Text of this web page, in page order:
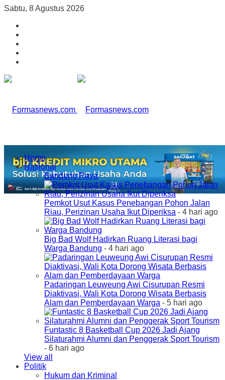
Sabtu, 8 Agustus 2026
Home
Nasional
Bandung Raya
Pemkot Usut Kasus Penebangan Pohon Jalan
Riau, Perizinan Usaha Ikut Diperiksa - 4 hari ago
Big Bad Wolf Hadirkan Ruang Literasi bagi
Warga Bandung - 4 hari ago
Padaringan Leuweung Awi Cisurupan Resmi
Diaktivasi, Wali Kota Dorong Wisata Berbasis
Alam dan Pemberdayaan Warga - 5 hari ago
Funtastic 8 Basketball Cup 2026 Jadi Ajang
Silaturahmi Alumni dan Penggerak Sport Tourism
- 6 hari ago
View all
Politik
Hukum dan Kriminal